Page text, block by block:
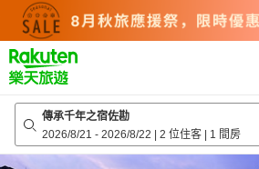
top
page
傳承千年之宿佐勘
2026/8/21 - 2026/8/22 | 2 位住客 | 1 間房